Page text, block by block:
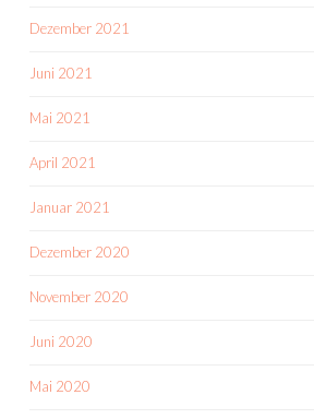
Dezember 2021
Juni 2021
Mai 2021
April 2021
Januar 2021
Dezember 2020
November 2020
Juni 2020
Mai 2020